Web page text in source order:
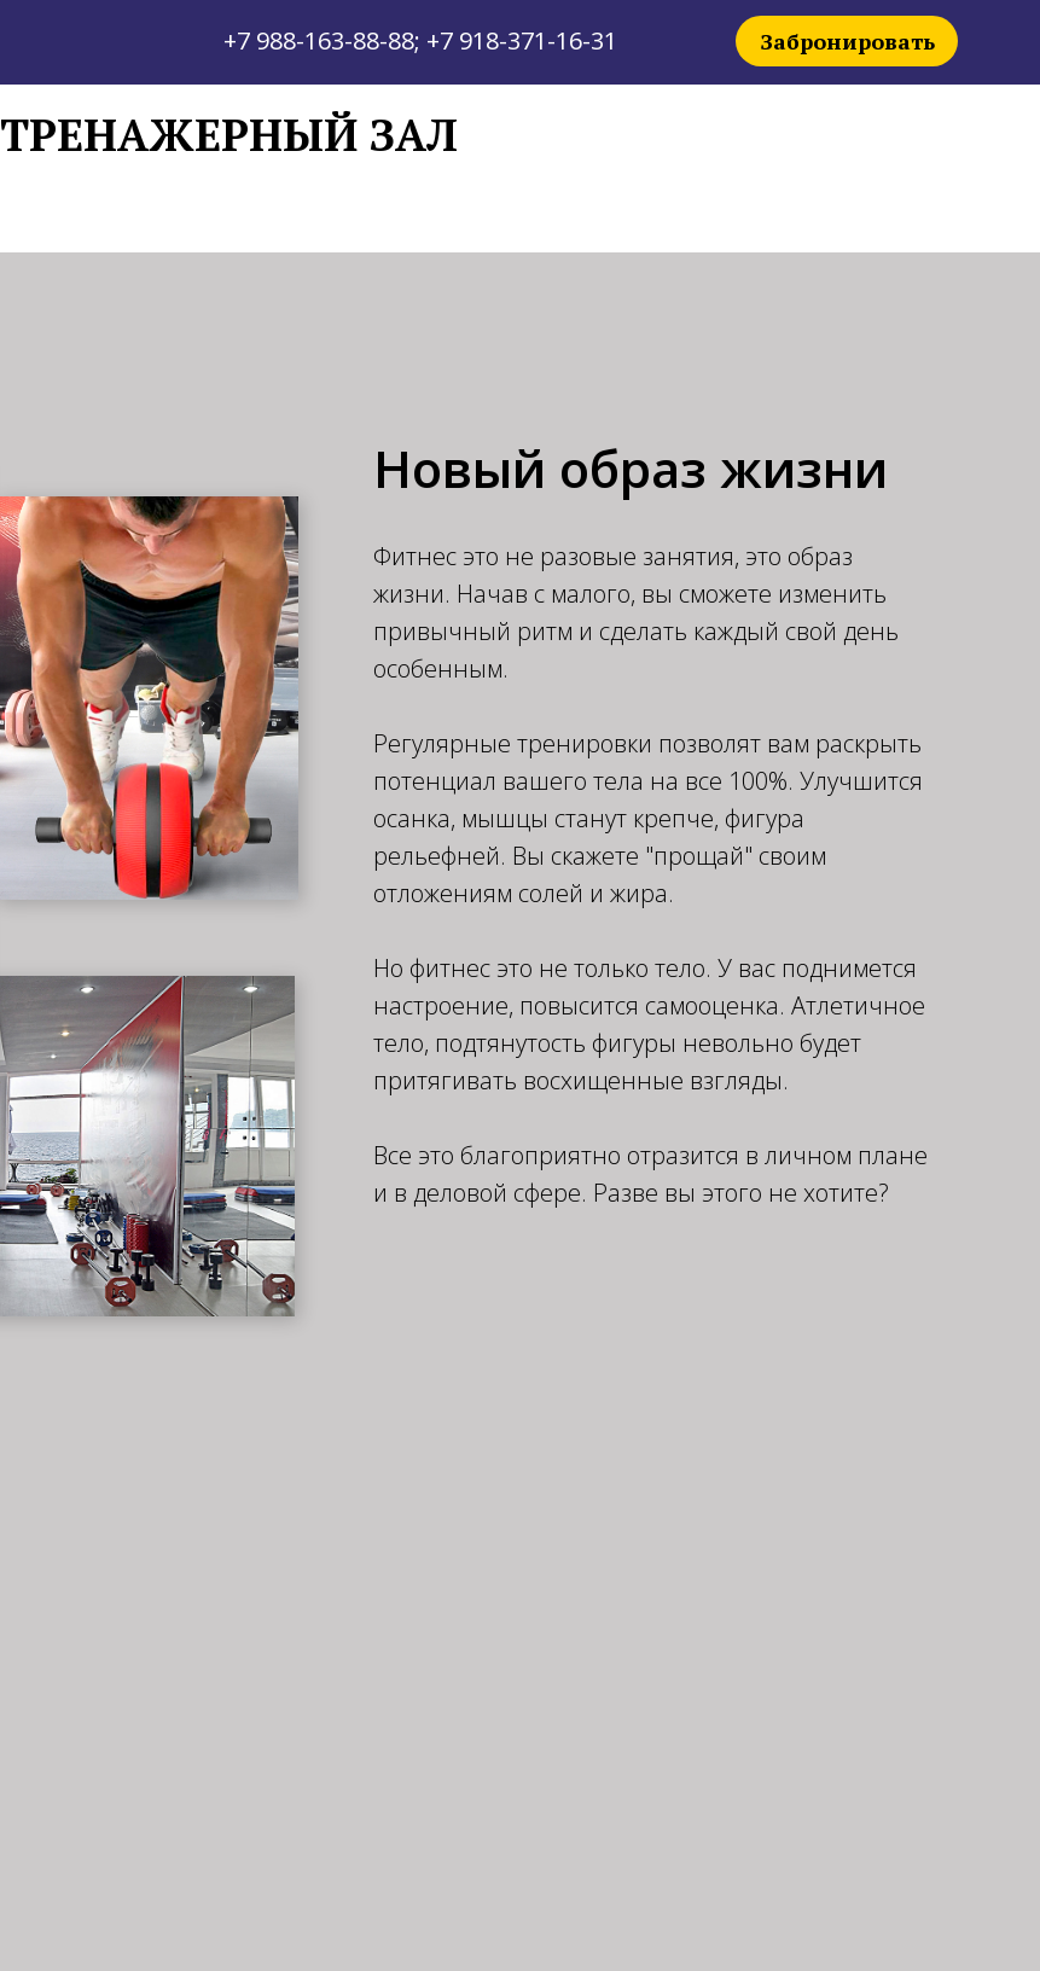
+7 988-163-88-88; +7 918-371-16-31 Забронировать
ТРЕНАЖЕРНЫЙ ЗАЛ
Фитнес это не разовые занятия, это образ
жизни. Начав с малого, вы сможете изменить
привычный ритм и сделать каждый свой день
особенным.
Регулярные тренировки позволят вам раскрыть
потенциал вашего тела на все 100%. Улучшится
осанка, мышцы станут крепче, фигура
рельефней. Вы скажете "прощай" своим
отложениям солей и жира.
Но фитнес это не только тело. У вас поднимется
настроение, повысится самооценка. Атлетичное
тело, подтянутость фигуры невольно будет
притягивать восхищенные взгляды.
Все это благоприятно отразится в личном плане
и в деловой сфере. Разве вы этого не хотите?
Новый образ жизни